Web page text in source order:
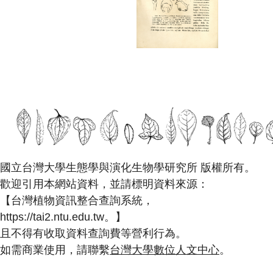
國立台灣大學生態學與演化生物學研究所 版權所有。
歡迎引用本網站資料，並請標明資料來源：
【台灣植物資訊整合查詢系統，
https://tai2.ntu.edu.tw。】
且不得有收取資料查詢費等營利行為。
如需商業使用，請聯繫台灣大學數位人文中心。